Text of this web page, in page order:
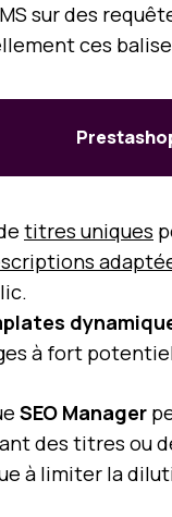
sur des
ces
titres uniques
à fort
SEO Manager
des titres ou
à limiter la